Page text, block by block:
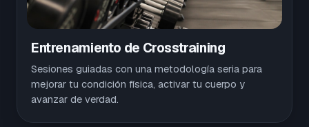
Entrenamiento de Crosstraining
Sesiones guiadas con una metodología seria para
mejorar tu condición física, activar tu cuerpo y
avanzar de verdad.